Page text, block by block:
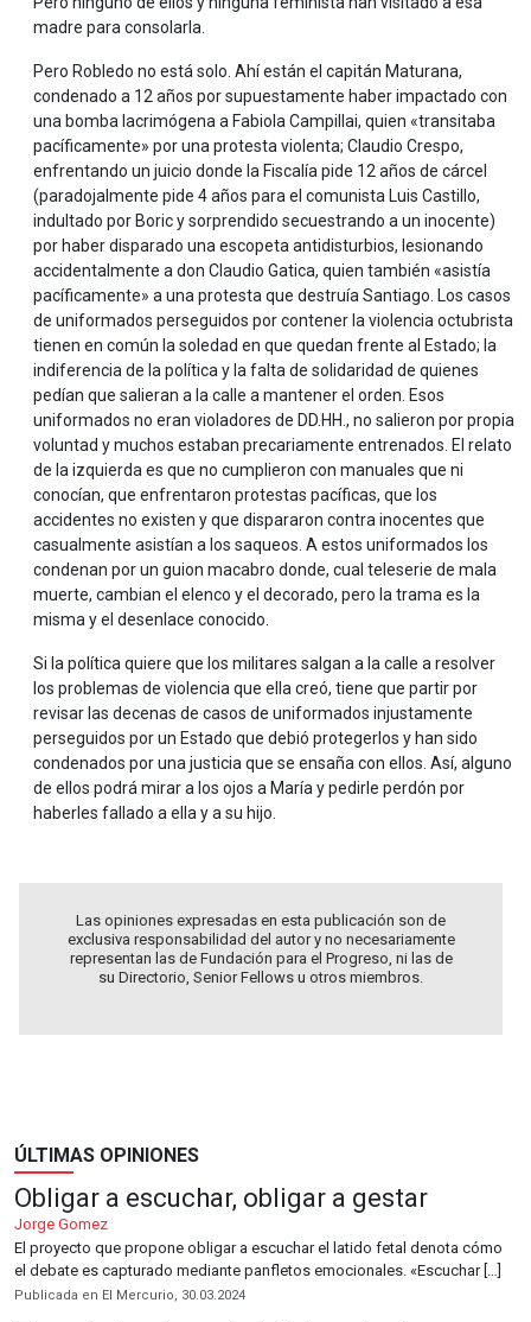
madre para consolarla.
Pero Robledo no está solo. Ahí están el capitán Maturana,
condenado a 12 años por supuestamente haber impactado con
una bomba lacrimógena a Fabiola Campillai, quien «transitaba
pacíficamente» por una protesta violenta; Claudio Crespo,
enfrentando un juicio donde la Fiscalía pide 12 años de cárcel
(paradojalmente pide 4 años para el comunista Luis Castillo,
indultado por Boric y sorprendido secuestrando a un inocente)
por haber disparado una escopeta antidisturbios, lesionando
accidentalmente a don Claudio Gatica, quien también «asistía
pacíficamente» a una protesta que destruía Santiago. Los casos
de uniformados perseguidos por contener la violencia octubrista
tienen en común la soledad en que quedan frente al Estado; la
indiferencia de la política y la falta de solidaridad de quienes
pedían que salieran a la calle a mantener el orden. Esos
uniformados no eran violadores de DD.HH., no salieron por propia
voluntad y muchos estaban precariamente entrenados. El relato
de la izquierda es que no cumplieron con manuales que ni
conocían, que enfrentaron protestas pacíficas, que los
accidentes no existen y que dispararon contra inocentes que
casualmente asistían a los saqueos. A estos uniformados los
condenan por un guion macabro donde, cual teleserie de mala
muerte, cambian el elenco y el decorado, pero la trama es la
misma y el desenlace conocido.
Si la política quiere que los militares salgan a la calle a resolver
los problemas de violencia que ella creó, tiene que partir por
revisar las decenas de casos de uniformados injustamente
perseguidos por un Estado que debió protegerlos y han sido
condenados por una justicia que se ensaña con ellos. Así, alguno
de ellos podrá mirar a los ojos a María y pedirle perdón por
haberles fallado a ella y a su hijo.
Las opiniones expresadas en esta publicación son de
exclusiva responsabilidad del autor y no necesariamente
representan las de Fundación para el Progreso, ni las de
su Directorio, Senior Fellows u otros miembros.
ÚLTIMAS OPINIONES
Obligar a escuchar, obligar a gestar
Jorge Gomez
El proyecto que propone obligar a escuchar el latido fetal denota cómo
el debate es capturado mediante panfletos emocionales. «Escuchar […]
Publicada en El Mercurio, 30.03.2024